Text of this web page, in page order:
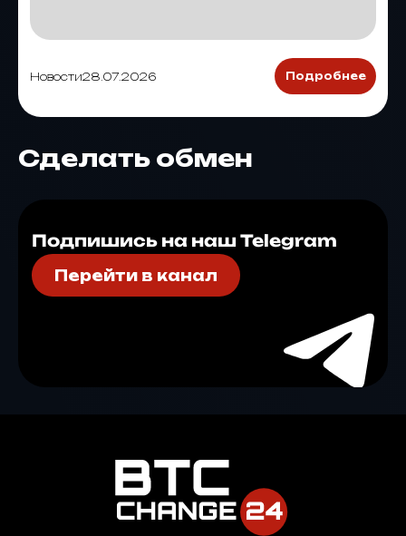
Новости28.07.2026 Подробнее
Сделать обмен
Подпишись на наш Telegram
Перейти в канал